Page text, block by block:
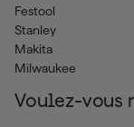
Festool
Stanley
Makita
Milwaukee
Voulez-vous